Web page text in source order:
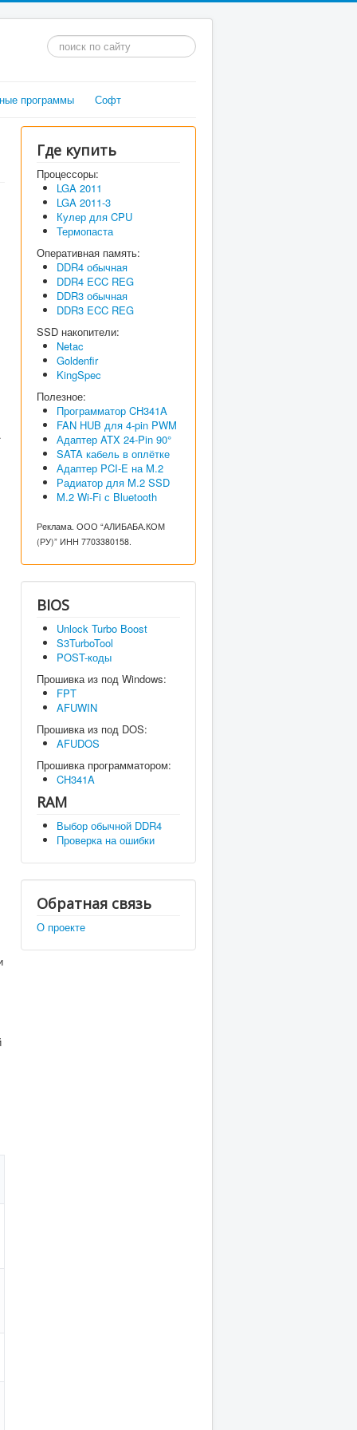
Искать...
программы Софт
Где купить
Процессоры:
LGA 2011
LGA 2011-3
Кулер для CPU
Термопаста
Оперативная память:
DDR4 обычная
DDR4 ECC REG
DDR3 обычная
DDR3 ECC REG
SSD накопители:
Netac
Goldenfir
KingSpec
Полезное:
Программатор CH341A
FAN HUB для 4-pin PWM
Адаптер ATX 24-Pin 90°
SATA кабель в оплётке
Адаптер PCI-E на M.2
Радиатор для M.2 SSD
M.2 Wi-Fi с Bluetooth
Реклама. ООО “АЛИБАБА.КОМ
(РУ)” ИНН 7703380158.
BIOS
Unlock Turbo Boost
S3TurboTool
POST-коды
Прошивка из под Windows:
FPT
AFUWIN
Прошивка из под DOS:
AFUDOS
Прошивка программатором:
CH341A
RAM
Выбор обычной DDR4
Проверка на ошибки
Обратная связь
О проекте